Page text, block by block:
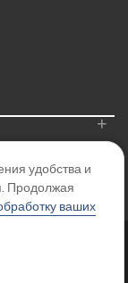
+
удобства и
Продолжая
ваших